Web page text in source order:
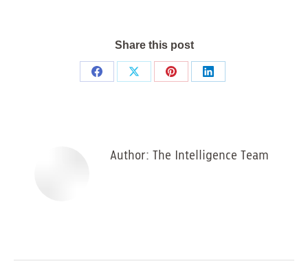
Share this post
Share
Share
Share
Share
Author: The Intelligence Team